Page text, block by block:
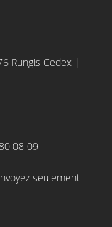
Rungis Cedex |
08 09
seulement